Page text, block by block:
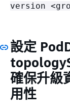
version
設定
確保升級
用性